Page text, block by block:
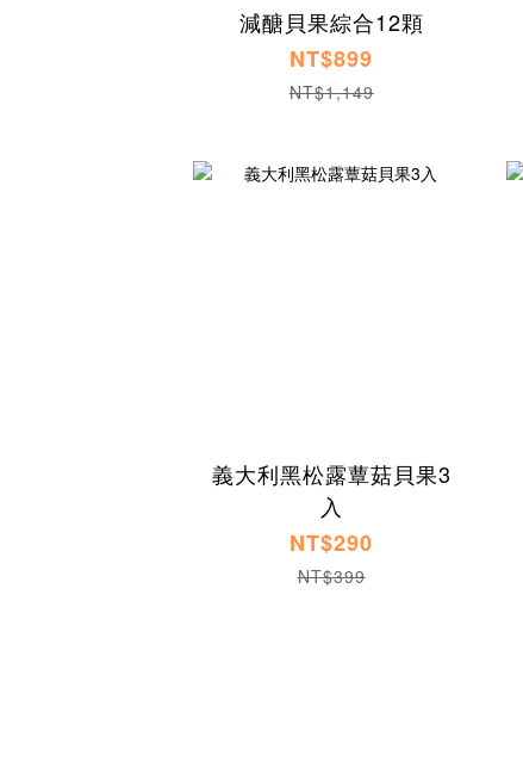
減醣貝果綜合12顆
NT$899
NT$1,149
義大利黑松露蕈菇貝果3
入
NT$290
NT$399